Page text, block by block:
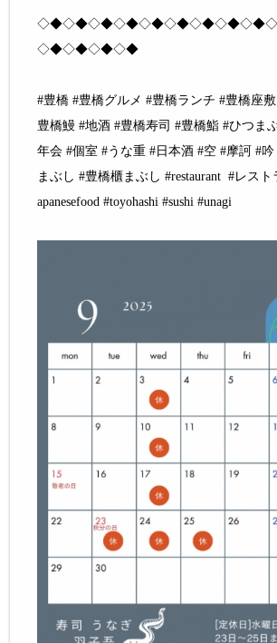
◇◆◇◆◇◆◇◆
#豊橋 #豊橋グルメ #豊橋ランチ #豊橋座
豊橋鰻 #地酒 #豊橋寿司 #豊橋鮨 #ひつま
年会 #個室 #うな重 #日本酒 #空 #摩訶 #
まぶし #豊橋櫃まぶし #restaurant #レスト
apanesefood #toyohashi #sushi #unagi